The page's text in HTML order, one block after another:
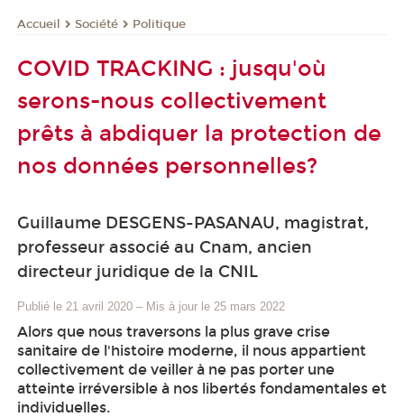
Accueil Société Politique
COVID TRACKING : jusqu'où
serons-nous collectivement
prêts à abdiquer la protection de
nos données personnelles?
Guillaume DESGENS-PASANAU, magistrat,
professeur associé au Cnam, ancien
directeur juridique de la CNIL
Publié le 21 avril 2020 – Mis à jour le 25 mars 2022
Alors que nous traversons la plus grave crise
sanitaire de l'histoire moderne, il nous appartient
collectivement de veiller à ne pas porter une
atteinte irréversible à nos libertés fondamentales et
individuelles.